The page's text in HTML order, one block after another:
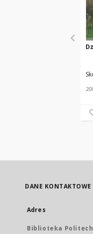
DANE KONTAKTOWE
Adres
Biblioteka